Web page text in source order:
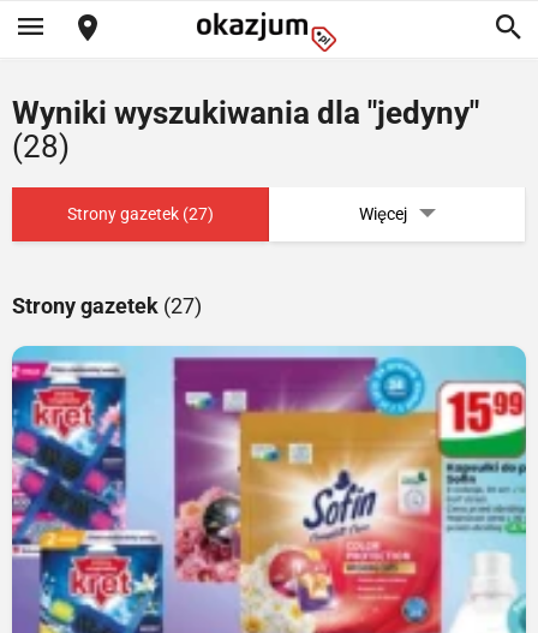
Wyniki wyszukiwania dla "jedyny"
(28)
Strony gazetek (27) Więcej
Strony gazetek (27)